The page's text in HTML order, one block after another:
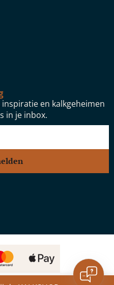
kalkmortel
en kalkgeheimen
in je inbox.
Studio Speel